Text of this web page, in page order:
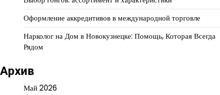
Оформление аккредитивов в международной торговле
Нарколог на Дом в Новокузнецке: Помощь, Которая Всегда
Рядом
Архив
Май 2026